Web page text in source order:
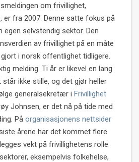
om frivillighet,
er fra 2007. Denne satte fokus på
egen selvstendig sektor. Den
av frivillighet på en måte
i norsk offentlighet tidligere.
melding. Ti år er likevel en lang
ikke stille, og det gjør heller
generalsekretær i Frivillighet
Johnsen, er det nå på tide med
På organisasjonens nettsider
årene har det kommet flere
vekt på frivillighetens rolle
eksempelvis folkehelse,